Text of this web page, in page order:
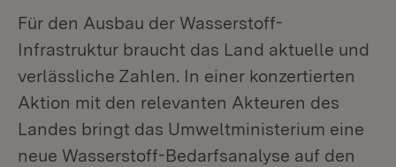
Für den Ausbau der Wasserstoff-
Infrastruktur braucht das Land aktuelle und
verlässliche Zahlen. In einer konzertierten
Aktion mit den relevanten Akteuren des
Landes bringt das Umweltministerium eine
neue Wasserstoff-Bedarfsanalyse auf den